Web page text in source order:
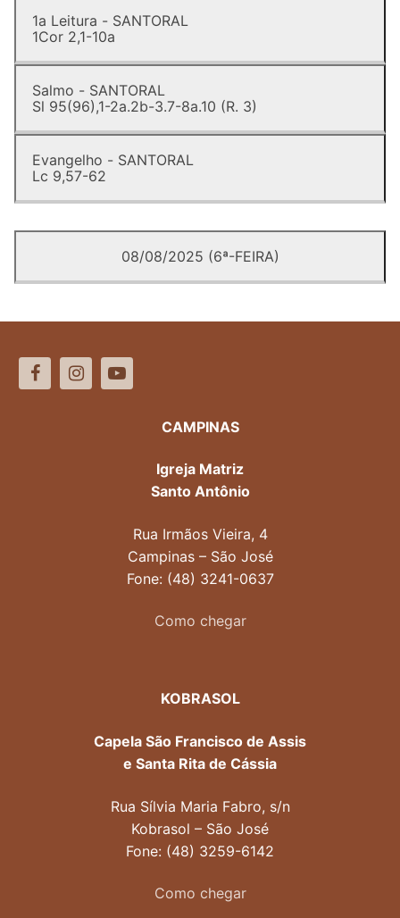
1a Leitura - SANTORAL
1Cor 2,1-10a
Salmo - SANTORAL
Sl 95(96),1-2a.2b-3.7-8a.10 (R. 3)
Evangelho - SANTORAL
Lc 9,57-62
08/08/2025 (6ª-FEIRA)
CAMPINAS
Igreja Matriz
Santo Antônio
Rua Irmãos Vieira, 4
Campinas – São José
Fone: (48) 3241-0637
Como chegar
KOBRASOL
Capela São Francisco de Assis
e Santa Rita de Cássia
Rua Sílvia Maria Fabro, s/n
Kobrasol – São José
Fone: (48) 3259-6142
Como chegar